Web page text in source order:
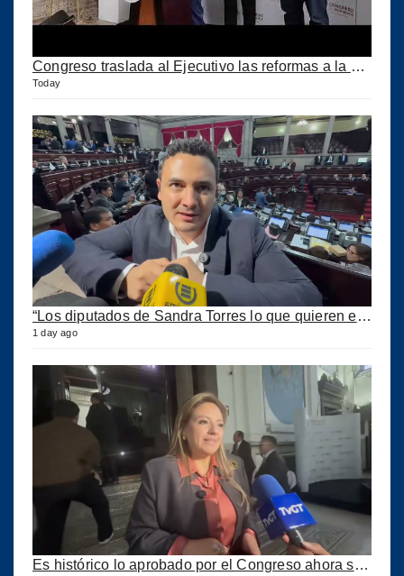
Congreso traslada al Ejecutivo las reformas a la Ley del IUSI tras firma del Decreto 18-2026
Today
1 day ago
Es histórico lo aprobado por el Congreso ahora se podrán construir puertos privados